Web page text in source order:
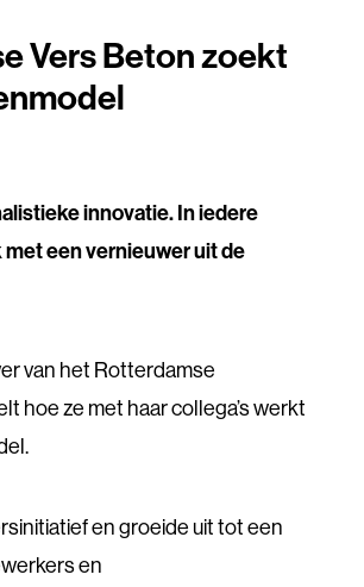
Vers Beton zoekt
innovatie. In iedere
een vernieuwer uit de
van het Rotterdamse
hoe ze met haar collega’s werkt
en groeide uit tot een
en